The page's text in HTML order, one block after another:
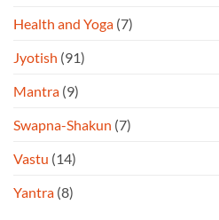
Health and Yoga (7)
Jyotish (91)
Mantra (9)
Swapna-Shakun (7)
Vastu (14)
Yantra (8)